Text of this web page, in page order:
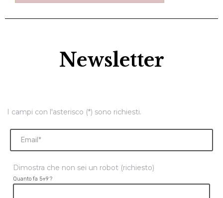
Newsletter
I campi con l'asterisco (*) sono richiesti.
Dimostra che non sei un robot (richiesto)
Quanto fa 5+9 ?